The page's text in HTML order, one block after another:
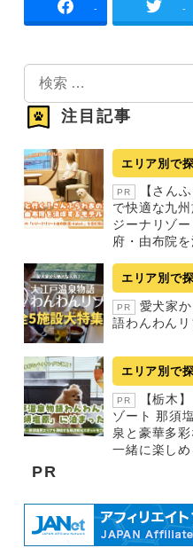
- -
検
索
注目記事
エリア別で
PR
【さん
で快適な九
ジーナリゾ
府・由布院
エリア別で
PR
愛犬家
語わんわん
エリア別で
PR
【栃木
ゾート 那須
泉と豪華多
一緒に楽し
PR